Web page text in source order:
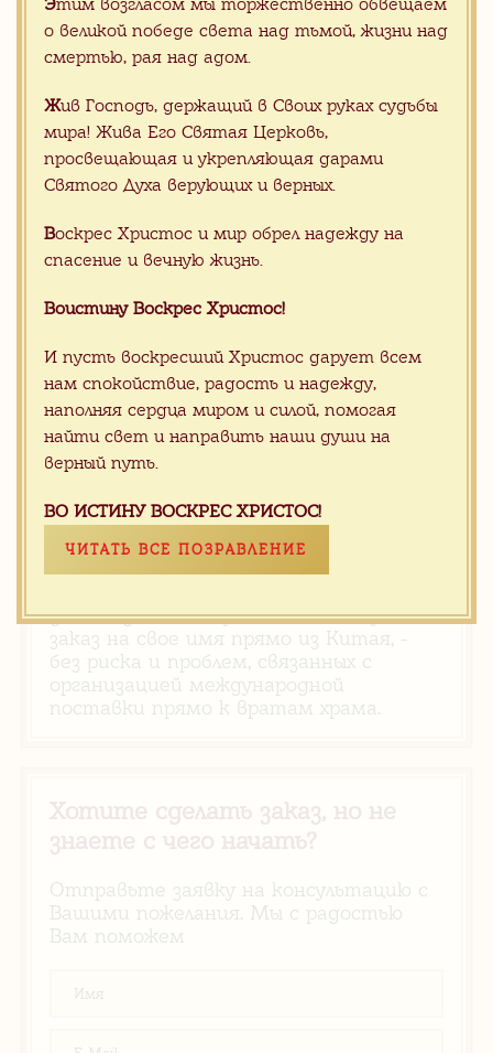
Византийская мозаика
Статьи
Апрель 2025, Китай,
предчувствие…..
Новости
Апрель 2025, Китай,
предчувствие…..
ХРИСТОС ВОСКРЕСЕ!
РАДУЙТЕСЬ!
даже в далекой глубинке мог получить
заказ на свое имя прямо из Китая, -
без риска и проблем, связанных с
организацией международной
поставки прямо к вратам храма.
Хотите сделать заказ, но не
знаете с чего начать?
Отправьте заявку на консультацию с
Вашими пожелания. Мы с радостью
Вам поможем
о великой победе света над тьмой, жизни над
смертью, рая над адом.
Жив Господь, держащий в Своих руках судьбы
мира! Жива Его Святая Церковь,
просвещающая и укрепляющая дарами
Святого Духа верующих и верных.
Воскрес Христос и мир обрел надежду на
спасение и вечную жизнь.
Воистину Воскрес Христос!
И пусть воскресший Христос дарует всем
нам спокойствие, радость и надежду,
наполняя сердца миром и силой, помогая
найти свет и направить наши души на
верный путь.
ВО ИСТИНУ ВОСКРЕС ХРИСТОС!
ЧИТАТЬ ВСЕ ПОЗРАВЛЕНИЕ